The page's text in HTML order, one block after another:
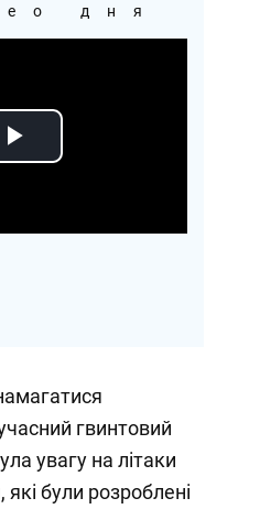
дня
Play
гвинтовий
увагу на літаки
були розроблені